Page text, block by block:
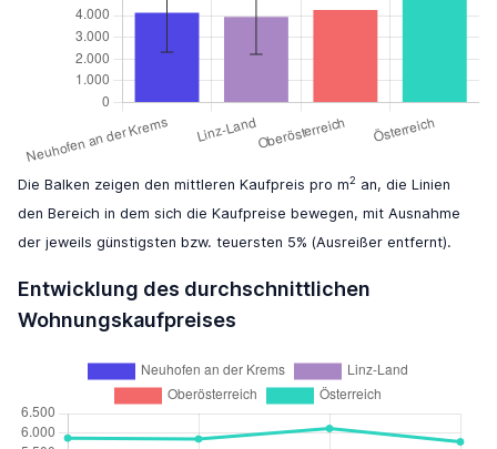
Die Balken zeigen den mittleren Kaufpreis pro m2 an, die Linien
den Bereich in dem sich die Kaufpreise bewegen, mit Ausnahme
der jeweils günstigsten bzw. teuersten 5% (Ausreißer entfernt).
Entwicklung des durchschnittlichen
Wohnungskaufpreises